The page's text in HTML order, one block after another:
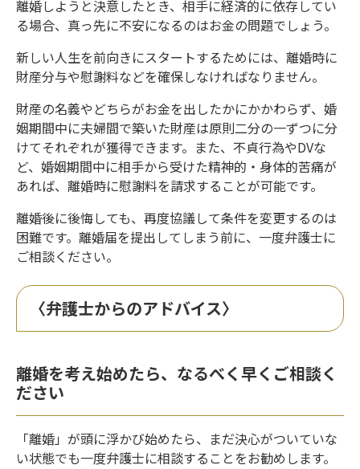
離婚しようと決意したとき、相手に経済的に依存してい
る場合、真っ先に不安になるのはお金の問題でしょう。
新しい人生を前向きにスタートするためには、離婚時に
財産分与や慰謝料などを確保しなければなりません。
財産の名義やどちらがお金を出したかにかかわらず、婚
姻期間中に夫婦間で築いた財産は原則二分の一ずつに分
けてそれぞれが獲得できます。また、不貞行為やDVな
ど、婚姻期間中に相手から受けた精神的・身体的苦痛が
あれば、離婚時に慰謝料を請求することが可能です。
離婚後に後悔しても、再度協議して条件を変更するのは
困難です。離婚届を提出してしまう前に、一度弁護士に
ご相談ください。
〈弁護士からのアドバイス〉
離婚を考え始めたら、なるべく早くご相談く
ださい
「離婚」が頭に浮かび始めたら、まだ決心がついていな
い状態でも一度弁護士に相談することをお勧めします。